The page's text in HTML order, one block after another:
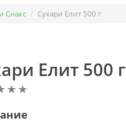
Снакс Сухари Елит 500 г
Елит 500 г